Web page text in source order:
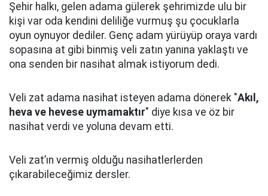
Şehir halkı, gelen adama gülerek şehrimizde ulu bir
kişi var oda kendini deliliğe vurmuş şu çocuklarla
oyun oynuyor dediler. Genç adam yürüyüp oraya vardı
sopasına at gibi binmiş veli zatın yanına yaklaştı ve
ona senden bir nasihat almak istiyorum dedi.
Veli zat adama nasihat isteyen adama dönerek "Akıl,
heva ve hevese uymamaktır" diye kısa ve öz bir
nasihat verdi ve yoluna devam etti.
Veli zat’ın vermiş olduğu nasihatlerlerden
çıkarabileceğimiz dersler.